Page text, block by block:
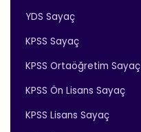
YDS Sayaç
KPSS Sayaç
KPSS Ortaöğretim Sayaç
KPSS Ön Lisans Sayaç
KPSS Lisans Sayaç